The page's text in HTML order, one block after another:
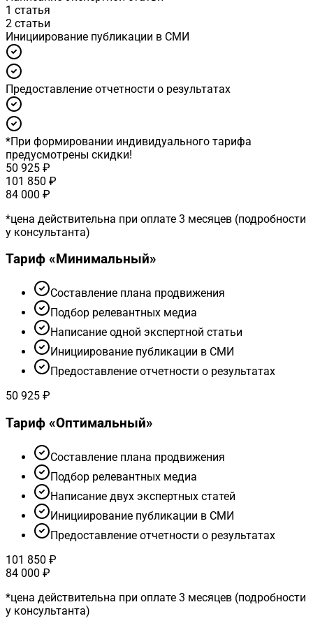
1 статья
2 статьи
Инициирование публикации в СМИ
Предоставление отчетности о результатах
*При формировании индивидуального тарифа
предусмотрены скидки!
50 925 ₽
101 850 ₽
84 000 ₽
*цена действительна при оплате 3 месяцев (подробности
у консультанта)
Тариф «Минимальный»
Cоставление плана продвижения
Подбор релевантных медиа
Написание одной экспертной статьи
Инициирование публикации в СМИ
Предоставление отчетности о результатах
50 925 ₽
Тариф «Оптимальный»
Cоставление плана продвижения
Подбор релевантных медиа
Написание двух экспертных статей
Инициирование публикации в СМИ
Предоставление отчетности о результатах
101 850 ₽
84 000 ₽
*цена действительна при оплате 3 месяцев (подробности
у консультанта)